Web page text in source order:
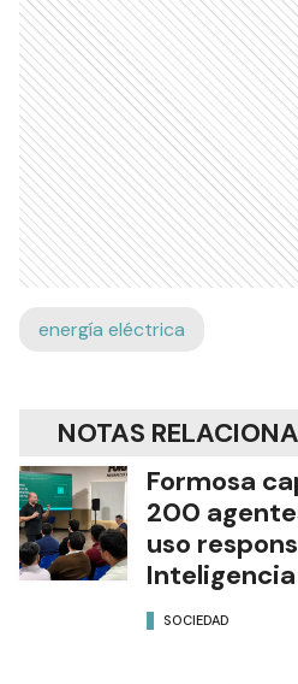
energía eléctrica
NOTAS
Formosa
200
uso
SOCIEDAD